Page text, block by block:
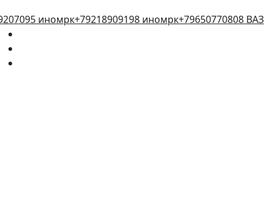
иномрк+79218909198 иномрк+79650770808 ВАЗ